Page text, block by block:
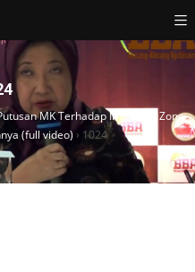
MK Terhadap Importasi Zona
(full video)› 1024